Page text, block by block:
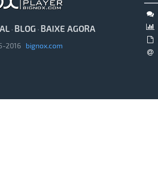
· BLOG · BAIXE AGORA
2016 bignox.com